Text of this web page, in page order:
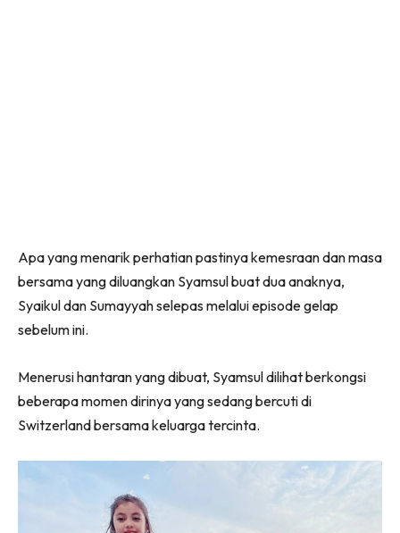
Apa yang menarik perhatian pastinya kemesraan dan masa
bersama yang diluangkan Syamsul buat dua anaknya,
Syaikul dan Sumayyah selepas melalui episode gelap
sebelum ini.
Menerusi hantaran yang dibuat, Syamsul dilihat berkongsi
beberapa momen dirinya yang sedang bercuti di
Switzerland bersama keluarga tercinta.